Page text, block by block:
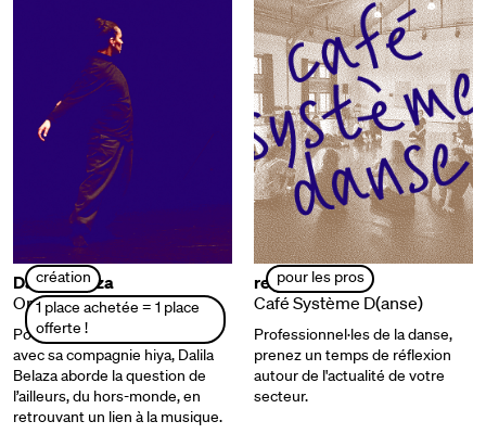
création
1 place achetée = 1 place
offerte !
Dalila Belaza
Orage
Pour son quatrième spectacle
avec sa compagnie hiya, Dalila
Belaza aborde la question de
l’ailleurs, du hors-monde, en
retrouvant un lien à la musique.
pour les pros
rencontre pro
Café Système D(anse)
Professionnel·les de la danse,
prenez un temps de réflexion
autour de l'actualité de votre
secteur.